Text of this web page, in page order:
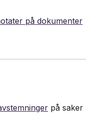
på dokumenter
på saker